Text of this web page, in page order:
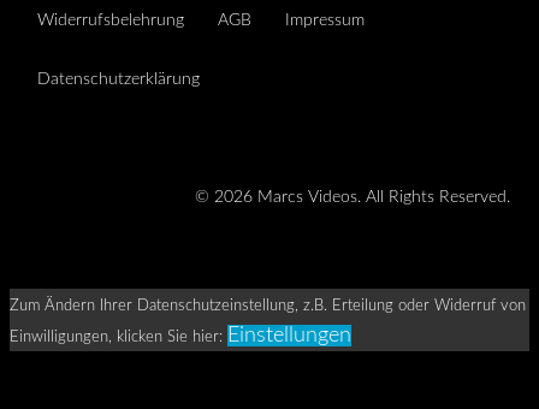
Widerrufsbelehrung AGB Impressum
Datenschutzerklärung
© 2026 Marcs Videos. All Rights Reserved.
Zum Ändern Ihrer Datenschutzeinstellung, z.B. Erteilung oder Widerruf von
Einwilligungen, klicken Sie hier: Einstellungen